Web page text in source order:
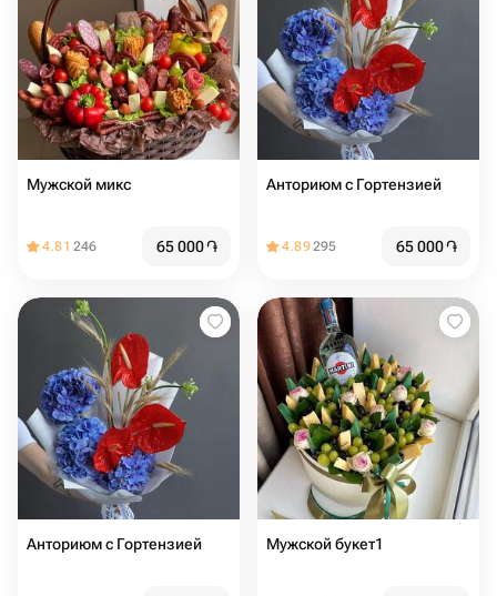
Мужской микс
4.81 246 65 000֏
Анториюм с Гортензией
4.89295 65 000֏
Анториюм с Гортензией Мужской букет1